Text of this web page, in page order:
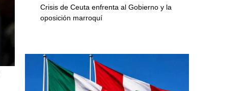
Crisis de Ceuta enfrenta al Gobierno y la
oposición marroquí